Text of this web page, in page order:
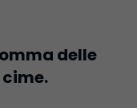
delle